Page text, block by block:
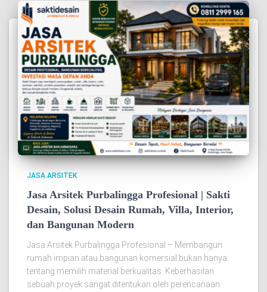
JASA ARSITEK
Jasa Arsitek Purbalingga Profesional | Sakti
Desain, Solusi Desain Rumah, Villa, Interior,
dan Bangunan Modern
Jasa Arsitek Purbalingga Profesional – Membangun
rumah impian atau bangunan komersial bukan hanya
tentang memilih material berkualitas. Keberhasilan
sebuah proyek sangat ditentukan oleh perencanaan